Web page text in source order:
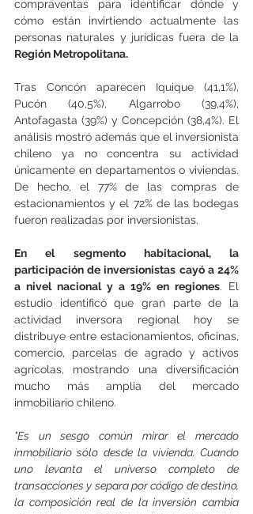
compraventas para identificar dónde y
cómo están invirtiendo actualmente las
personas naturales y jurídicas fuera de la
Región Metropolitana.
Tras Concón aparecen Iquique (41,1%),
Pucón (40,5%), Algarrobo (39,4%),
Antofagasta (39%) y Concepción (38,4%). El
análisis mostró además que el inversionista
chileno ya no concentra su actividad
únicamente en departamentos o viviendas.
De hecho, el 77% de las compras de
estacionamientos y el 72% de las bodegas
fueron realizadas por inversionistas.
En el segmento habitacional, la
participación de inversionistas cayó a 24%
a nivel nacional y a 19% en regiones. El
estudio identificó que gran parte de la
actividad inversora regional hoy se
distribuye entre estacionamientos, oficinas,
comercio, parcelas de agrado y activos
agrícolas, mostrando una diversificación
mucho más amplia del mercado
inmobiliario chileno.
"Es un sesgo común mirar el mercado
inmobiliario sólo desde la vivienda. Cuando
uno levanta el universo completo de
transacciones y separa por código de destino,
la composición real de la inversión cambia